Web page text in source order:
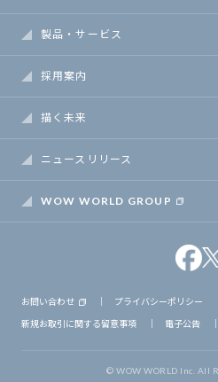
製品・サービス
採用案内
描く未来
ニュースリリース
WOW WORLD GROUP
お問い合わせ プライバシーポリシー
新規お取引に関する留意事項 電子公告
© WOW WORLD Inc. All